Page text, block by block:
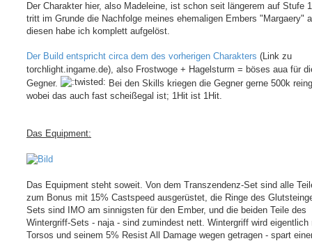
Der Charakter hier, also Madeleine, ist schon seit längerem auf Stufe
tritt im Grunde die Nachfolge meines ehemaligen Embers "Margaery"
diesen habe ich komplett aufgelöst.
Der Build entspricht circa dem des vorherigen Charakters (Link zu
torchlight.ingame.de), also Frostwoge + Hagelsturm = böses aua für
Gegner.
Bei den Skills kriegen die Gegner gerne 500k
wobei das auch fast scheißegal ist; 1Hit ist 1Hit.
Das Equipment:
Das Equipment steht soweit. Von dem Transzendenz-Set sind alle
zum Bonus mit 15% Castspeed ausgerüstet, die Ringe des
Sets sind IMO am sinnigsten für den Ember, und die beiden Teile des
Wintergriff-Sets - naja - sind zumindest nett. Wintergriff wird eigentlich
Torsos und seinem 5% Resist All Damage wegen getragen - spart